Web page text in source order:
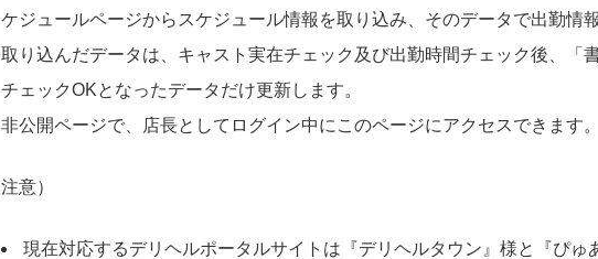
ケジュールページからスケジュール情報を取り込み、そのデータで出勤情
取り込んだデータは、キャスト実在チェック及び出勤時間チェック後、「
チェックOKとなったデータだけ更新します。
非公開ページで、店長としてログイン中にこのページにアクセスできます。
注意）
現在対応するデリヘルポータルサイトは『デリヘルタウン』様と『ぴゅ